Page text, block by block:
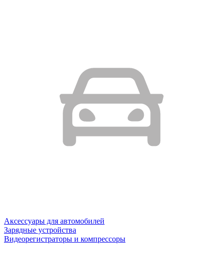
Аксессуары для автомобилей
Зарядные устройства
Видеорегистраторы и компрессоры